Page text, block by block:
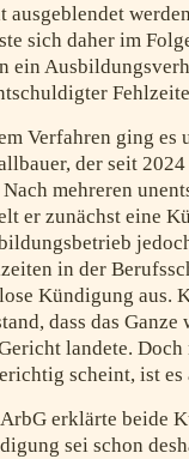
ausgeblendet
sich daher im
ein
Verfahren ging es
der seit
Nach mehreren
er zunächst eine
in der
Kündigung aus.
dass das
landete.
scheint, ist es
erklärte beide
sei schon